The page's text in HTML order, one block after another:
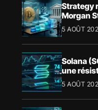
Strategy
Morgan
les
5 AOÛT
Solana
une
tendance
5 AOÛT